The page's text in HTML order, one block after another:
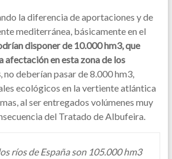
la diferencia de aportaciones y de
mediterránea, básicamente en el
disponer de 10.000 hm3, que
afectación en esta zona de los
, no deberían pasar de 8.000 hm3,
ecológicos en la vertiente atlántica
al ser entregados volúmenes muy
del Tratado de Albufeira.
ríos de España son 105.000 hm3